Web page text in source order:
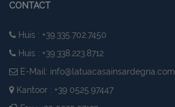
CONTACT
Huis : +39.335.702.7450
Huis : +39.338.223.8712
E-Mail: info@latuacasainsardegna.com
Kantoor : +39 0525.97447